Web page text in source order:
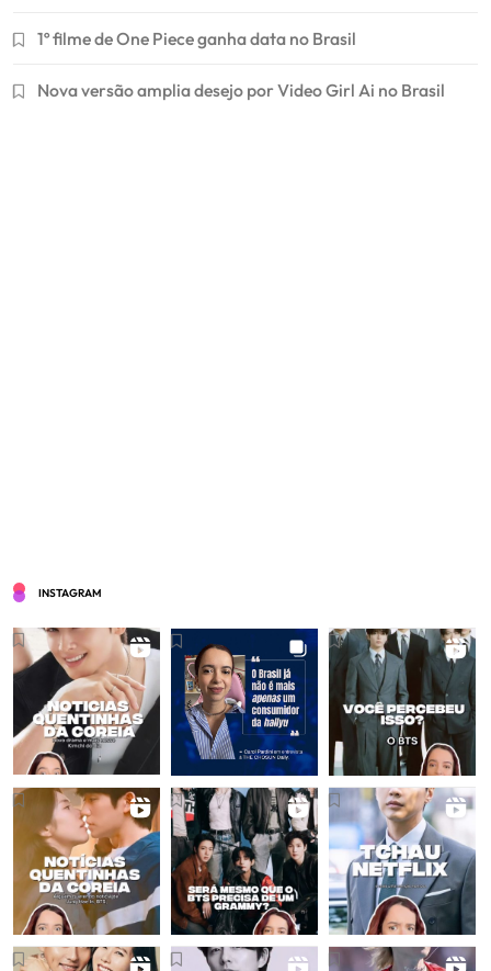
1º filme de One Piece ganha data no Brasil
Nova versão amplia desejo por Video Girl Ai no Brasil
INSTAGRAM